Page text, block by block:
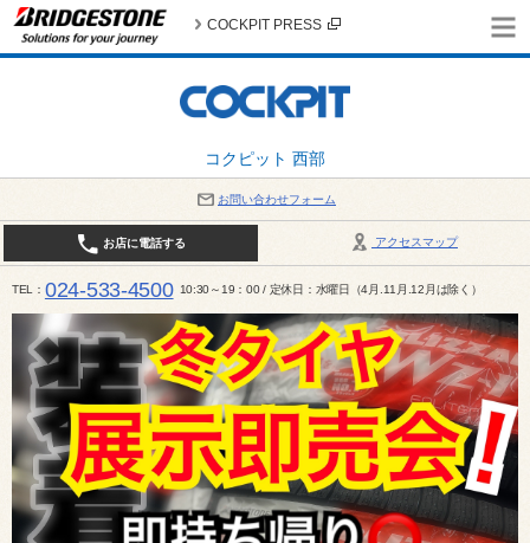
コクピット 西部
COCKPIT PRESS
お問い合わせフォーム
アクセスマップ
お店に電話する
TEL 024-533-4500 10:30～19：00 / 定休日：水曜日（4月.11月.12月